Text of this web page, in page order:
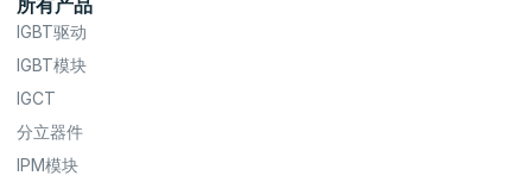
所有产品
IGBT驱动
IGBT模块
IGCT
分立器件
IPM模块